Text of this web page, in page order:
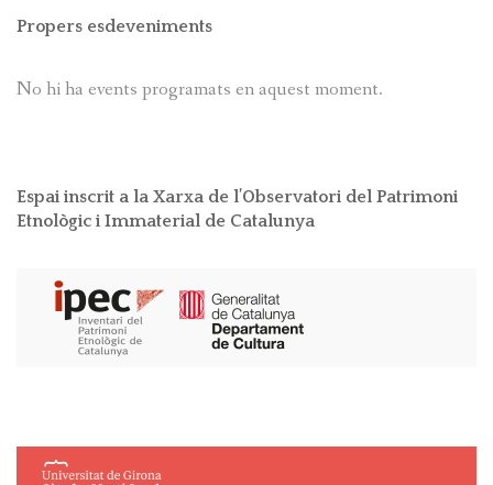
Propers esdeveniments
No hi ha events programats en aquest moment.
Espai inscrit a la Xarxa de l’Observatori del Patrimoni
Etnològic i Immaterial de Catalunya